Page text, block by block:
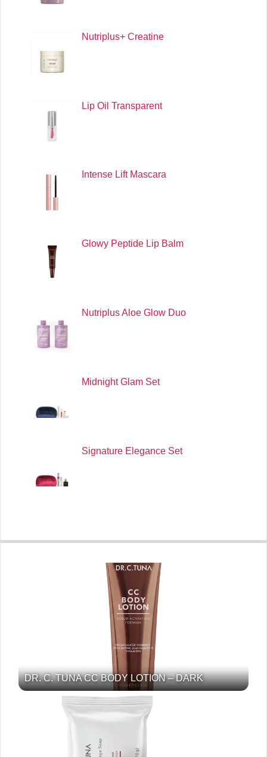
Nutriplus+ Creatine
Lip Oil Transparent
Intense Lift Mascara
Glowy Peptide Lip Balm
Nutriplus Aloe Glow Duo
Midnight Glam Set
Signature Elegance Set
DR. C. TUNA CC BODY LOTION – DARK